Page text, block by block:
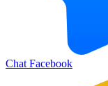
Chat Facebook